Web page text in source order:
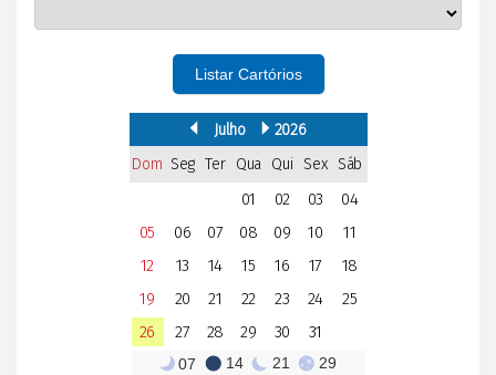
Listar Cartórios